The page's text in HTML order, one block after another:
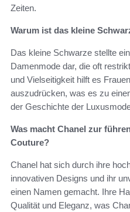
Zeiten.
Warum ist das kleine
Das kleine Schwarze stellte
Damenmode dar, die oft
und Vielseitigkeit hilft es
auszudrücken, was es zu
der Geschichte der
Was macht Chanel zur
Couture?
Chanel hat sich durch ihre
innovativen Designs und ihr
einen Namen gemacht. Ihre
Qualität und Eleganz, was